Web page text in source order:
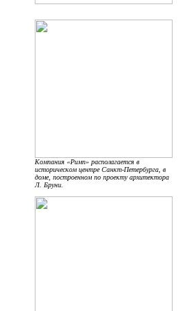
Компания «Римп» располагается в
историческом центре Санкт-Петербурга, в
доме, построенном по проекту архитектора
Л. Бруни.